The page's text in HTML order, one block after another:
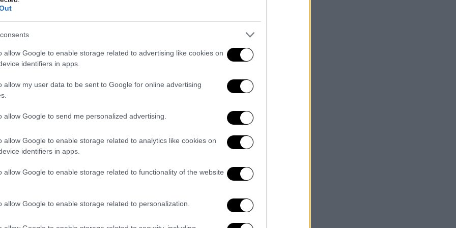
allow Google to enable storage related to advertising like cookies on
identifiers in apps.
allow my user data to be sent to Google for online advertising
allow Google to send me personalized advertising.
allow Google to enable storage related to analytics like cookies on
identifiers in apps.
allow Google to enable storage related to functionality of the website
allow Google to enable storage related to personalization.
και ως άνθρωποι νιώθουν την ανάγκη να
φωνές που θεώρησαν ότι το
προχωρήσει σε διαφορετικές επιλογές,
τη διαχείριση του rotation μέχρι τον
κάθε αποκλεισμός γεννά εκ των
φυσιολογικό σε ομάδες του βεληνεκούς
αποκλειστικά από τις επιτυχίες.
και την παρουσία παικτών κορυφαίου
και λειτουργικό βάθος της
πλέον το σύγχρονο ευρωπαϊκό μπάσκετ.
περισσότεροι, η ένταση υψηλότερη
κατάσταση και αντοχές.